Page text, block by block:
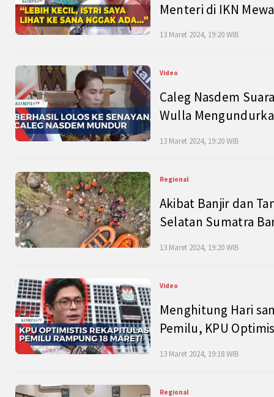
Menteri di IKN
13 Maret 2024, 19:20 WIB
Video
Caleg Nasdem
Wulla
13 Maret 2024, 19:20 WIB
Regional
Akibat Banjir dan
Selatan Sumatra
13 Maret 2024, 19:20 WIB
Video
Menghitung Hari
Pemilu, KPU
13 Maret 2024, 19:18 WIB
Regional